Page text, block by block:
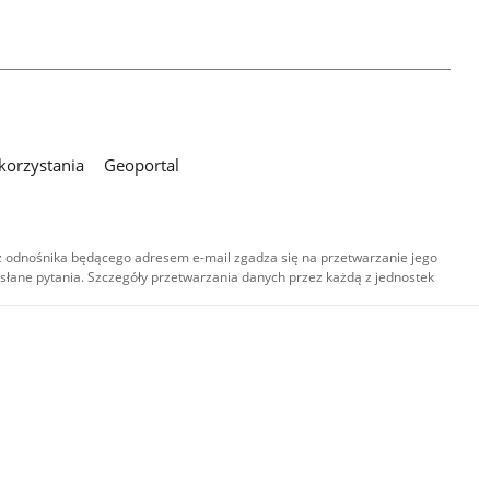
Geoportal
będącego adresem e-mail zgadza się na przetwarzanie jego
pytania. Szczegóły przetwarzania danych przez każdą z jednostek